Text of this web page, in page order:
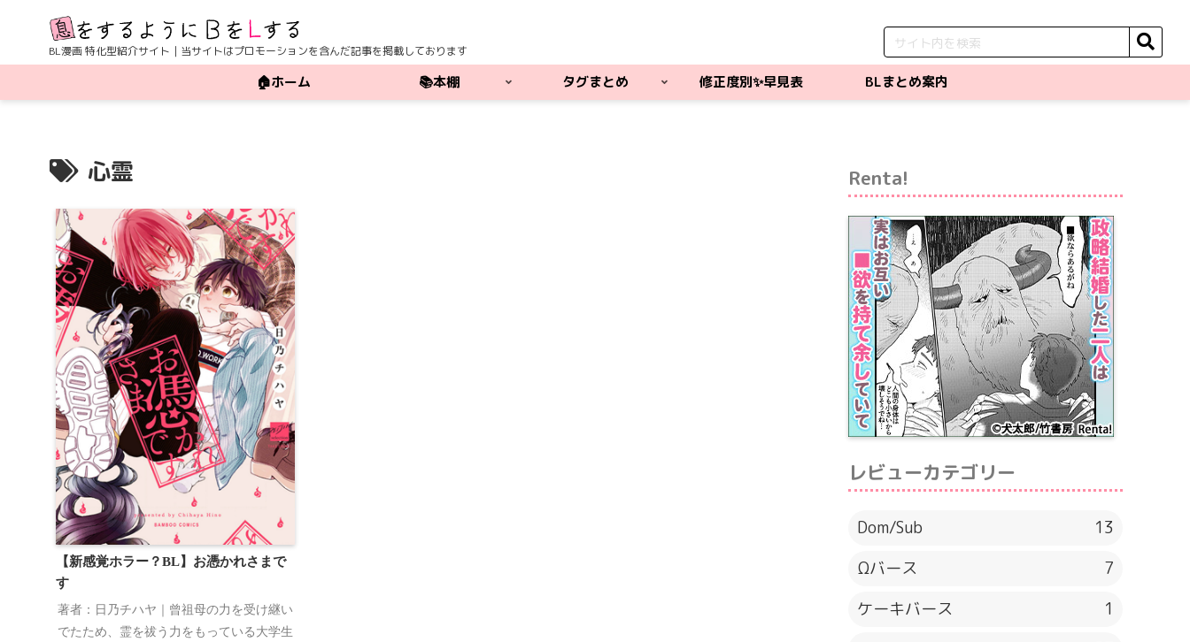
BL漫画 特化型紹介サイト｜当サイトはプロモーションを含んだ記事を掲載しております
🏠ホーム 📚本棚 タグまとめ 修正度別✨早見表 BLまとめ案内
心霊
【新感覚ホラー？BL】お憑かれさまで
す
著者：日乃チハヤ｜曾祖母の力を受け継い
でたため、霊を祓う力をもっている大学生
Renta!
レビューカテゴリー
Dom/Sub
13
Ωバース
7
ケーキバース
1